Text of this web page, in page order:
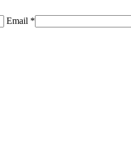
Email *